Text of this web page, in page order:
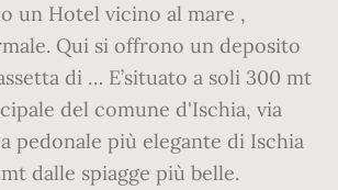
un Hotel vicino al mare ,
Qui si offrono un deposito
di … E’situato a soli 300 mt
del comune d'Ischia, via
pedonale più elegante di Ischia
dalle spiagge più belle.